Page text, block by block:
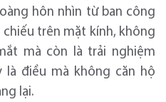
hôn nhìn từ ban công
chiếu trên mặt kính, không
mà còn là trải nghiệm
là điều mà không căn hộ
lại.